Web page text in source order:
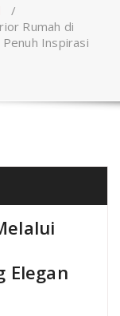
/
Rumah di
Inspirasi
Elegan